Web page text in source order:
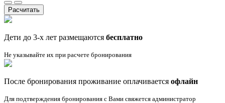
Расчитать
Дети до 3-х лет размещаются бесплатно
Не указывайте их при расчете бронирования
После бронирования проживание оплачивается офлайн
Для подтверждения бронирования с Вами свяжется администратор